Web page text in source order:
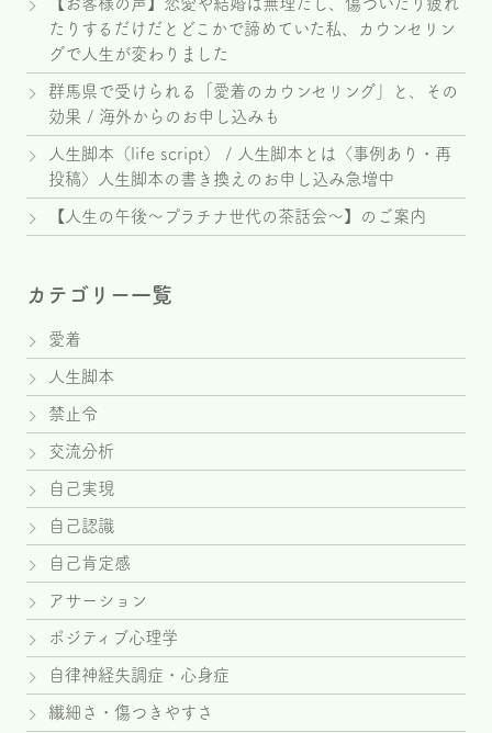
【お客様の声】恋愛や結婚は無理だし、傷ついたり疲れ
たりするだけだとどこかで諦めていた私、カウンセリン
グで人生が変わりました
群馬県で受けられる「愛着のカウンセリング」と、その
効果 / 海外からのお申し込みも
人生脚本（life script） / 人生脚本とは〈事例あり・再
投稿〉人生脚本の書き換えのお申し込み急増中
【人生の午後～プラチナ世代の茶話会～】のご案内
カテゴリー一覧
愛着
人生脚本
禁止令
交流分析
自己実現
自己認識
自己肯定感
アサーション
ポジティブ心理学
自律神経失調症・心身症
繊細さ・傷つきやすさ